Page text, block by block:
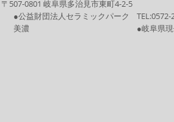
〒507-0801 岐阜県多治見市東町4-2-5
●公益財団法人セラミックパーク
美濃
TEL:0572-
●岐阜県